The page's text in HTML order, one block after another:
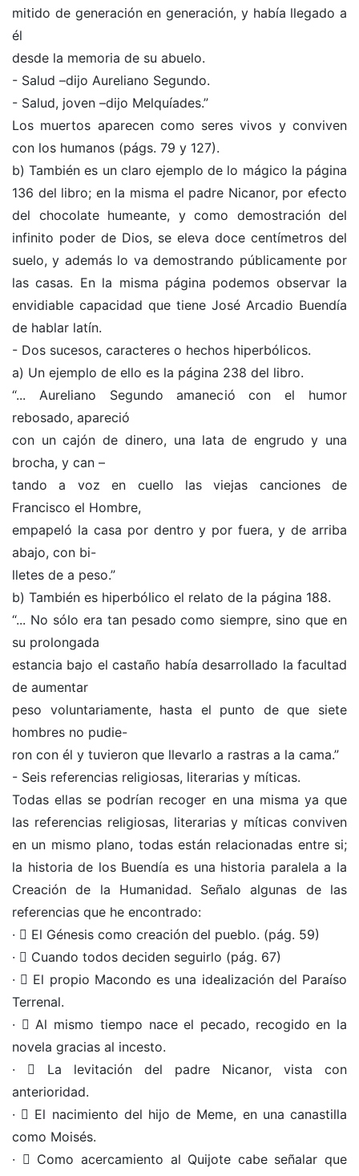
mitido de generación en generación, y había llegado a
él
desde la memoria de su abuelo.
- Salud –dijo Aureliano Segundo.
- Salud, joven –dijo Melquíades.”
Los muertos aparecen como seres vivos y conviven
con los humanos (págs. 79 y 127).
b) También es un claro ejemplo de lo mágico la página
136 del libro; en la misma el padre Nicanor, por efecto
del chocolate humeante, y como demostración del
infinito poder de Dios, se eleva doce centímetros del
suelo, y además lo va demostrando públicamente por
las casas. En la misma página podemos observar la
envidiable capacidad que tiene José Arcadio Buendía
de hablar latín.
- Dos sucesos, caracteres o hechos hiperbólicos.
a) Un ejemplo de ello es la página 238 del libro.
“... Aureliano Segundo amaneció con el humor
rebosado, apareció
con un cajón de dinero, una lata de engrudo y una
brocha, y can –
tando a voz en cuello las viejas canciones de
Francisco el Hombre,
empapeló la casa por dentro y por fuera, y de arriba
abajo, con bi-
lletes de a peso.”
b) También es hiperbólico el relato de la página 188.
“... No sólo era tan pesado como siempre, sino que en
su prolongada
estancia bajo el castaño había desarrollado la facultad
de aumentar
peso voluntariamente, hasta el punto de que siete
hombres no pudie-
ron con él y tuvieron que llevarlo a rastras a la cama.”
- Seis referencias religiosas, literarias y míticas.
Todas ellas se podrían recoger en una misma ya que
las referencias religiosas, literarias y míticas conviven
en un mismo plano, todas están relacionadas entre si;
la historia de los Buendía es una historia paralela a la
Creación de la Humanidad. Señalo algunas de las
referencias que he encontrado:
·  El Génesis como creación del pueblo. (pág. 59)
·  Cuando todos deciden seguirlo (pág. 67)
·  El propio Macondo es una idealización del Paraíso
Terrenal.
·  Al mismo tiempo nace el pecado, recogido en la
novela gracias al incesto.
·  La levitación del padre Nicanor, vista con
anterioridad.
·  El nacimiento del hijo de Meme, en una canastilla
como Moisés.
·  Como acercamiento al Quijote cabe señalar que